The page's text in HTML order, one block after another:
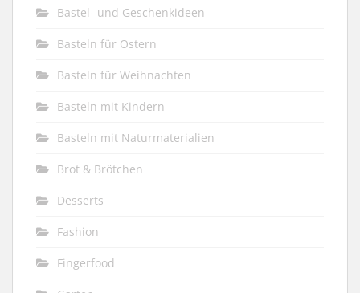
Bastel- und Geschenkideen
Basteln für Ostern
Basteln für Weihnachten
Basteln mit Kindern
Basteln mit Naturmaterialien
Brot & Brötchen
Desserts
Fashion
Fingerfood